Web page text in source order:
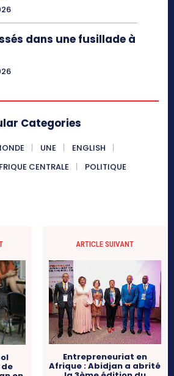
dans une fusillade à
Categories
UNE
ENGLISH
CENTRALE POLITIQUE
ARTICLE SUIVANT
Entrepreneuriat en
Afrique : Abidjan a abrité